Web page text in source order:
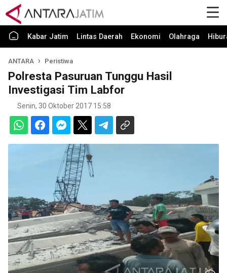
Kabar Jatim Lintas Daerah Ekonomi Olahraga
ANTARA Peristiwa
Polresta Pasuruan Tunggu Hasil
Investigasi Tim Labfor
Senin, 30 Oktober 2017 15:58